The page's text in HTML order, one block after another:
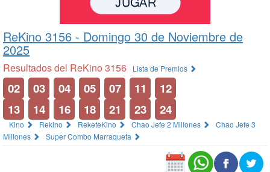
ReKino 3156 - Domingo 30 de Noviembre de
2025
Resultados del ReKino 3156 Lista de Premios
02 03 04 05 07 11
12
13
14 16 18 21 23 24
Kino Rekino ReketeKino Chao Jefe 2 Millones
Chao Jefe 3
Millones
Super Combo Marraqueta